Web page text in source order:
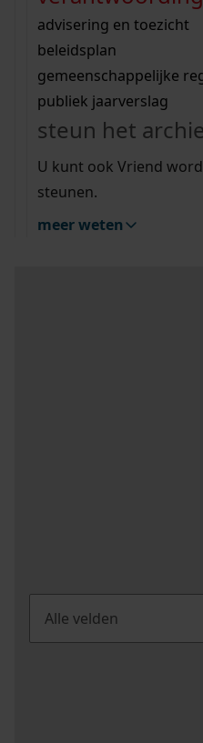
bouwvergunningen
omgevingsvergunningen
vergunningen
beeld en geluid
uitleg nodig?
Wij helpen u op weg
bekijk alle zoektips
Wij helpen u op weg
bekijk alle zoektips
bekijk ons
advisering en toezicht
beleidsplan
gemeenschappelijke
publiek jaarverslag
steun het
U kunt ook Vriend
steunen.
meer weten
Mijn Studiezaal (inloggen)